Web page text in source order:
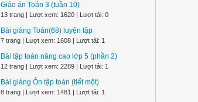
Giáo án Toán 3 (tuần 10)
13 trang | Lượt xem: 1620 | Lượt tải: 0
Bài giảng Toán(68) luyện tập
7 trang | Lượt xem: 1608 | Lượt tải: 1
Bài tập toán nâng cao lớp 5 (phần 2)
12 trang | Lượt xem: 2289 | Lượt tải: 1
Bài giảng Ôn tập toán (tiết một)
8 trang | Lượt xem: 1481 | Lượt tải: 1